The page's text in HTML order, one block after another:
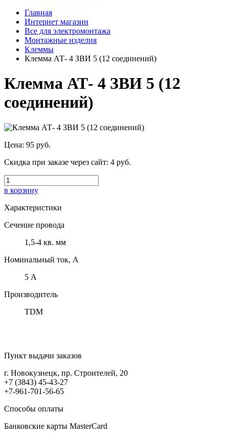
Главная
Интернет магазин
Все для электромонтажа
Монтажные изделия
Клеммы
Клемма АТ- 4 ЗВИ 5 (12 соединений)
Клемма АТ- 4 ЗВИ 5 (12
соединений)
Цена: 95 руб.
Скидка при заказе через сайт: 4 руб.
в корзину
Характеристики
Сечение провода
1,5-4 кв. мм
Номинальный ток, А
5 А
Производитель
TDM
Пункт выдачи заказов
г. Новокузнецк, пр. Строителей, 20
+7 (3843) 45-43-27
+7-961-701-56-65
Способы оплаты
Банковские карты MasterCard